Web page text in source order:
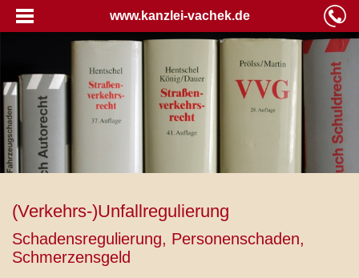
www.kanzlei-vachek.de
(Verkehrs-)Unfallregulierung
Schadensregulierung, Personenschaden,
Schmerzensgeld